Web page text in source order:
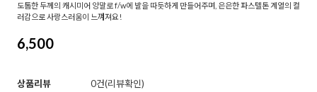
도톰한 두께의 캐시미어 양말로 f/w에 발을 따듯하게 만들어주며, 은은한 파스텔톤 계열의 컬
러감으로 사랑스러움이 느껴져요!
6,500
상품리뷰 0